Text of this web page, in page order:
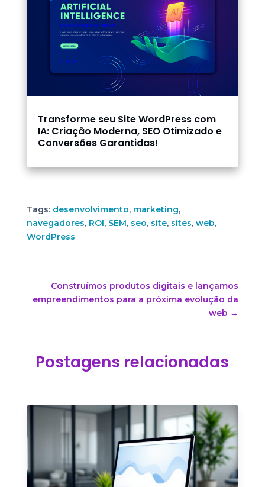
Transforme seu Site WordPress com
IA: Criação Moderna, SEO Otimizado e
Conversões Garantidas!
Tags: desenvolvimento, marketing,
navegadores, ROI, SEM, seo, site, sites, web,
WordPress
Construímos produtos digitais e lançamos
empreendimentos para a próxima evolução da
web →
Postagens relacionadas